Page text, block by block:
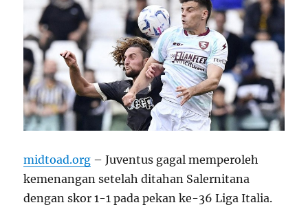
midtoad.org – Juventus gagal memperoleh
kemenangan setelah ditahan Salernitana
dengan skor 1-1 pada pekan ke-36 Liga Italia.